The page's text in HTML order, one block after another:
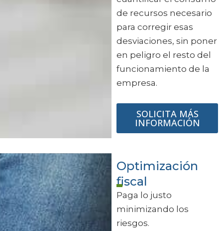
de recursos necesario
para corregir esas
desviaciones, sin poner
en peligro el resto del
funcionamiento de la
empresa.
SOLICITA MÁS
INFORMACIÓN
Optimización
fiscal
Paga lo justo
minimizando los
riesgos.